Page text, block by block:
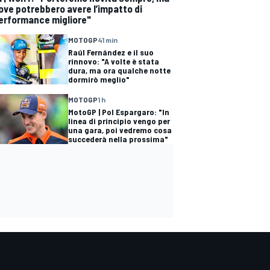
potrebbero avere l’impatto di
migliore"
MOTOGP41 min
Raúl Fernández e il suo
rinnovo: "A volte è stata
dura, ma ora qualche notte
dormirò meglio"
MOTOGP1 h
MotoGP | Pol Espargaro: "In
linea di principio vengo per
una gara, poi vedremo cosa
succederà nella prossima"